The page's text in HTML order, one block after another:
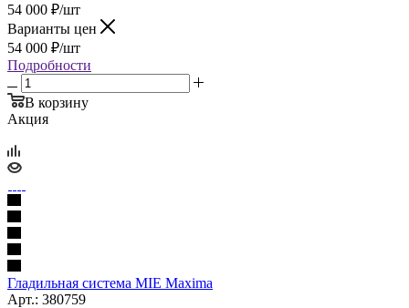
54 000 ₽/шт
Варианты цен
54 000 ₽/шт
Подробности
В корзину
Акция
Гладильная система MIE Maxima
Арт.: 380759